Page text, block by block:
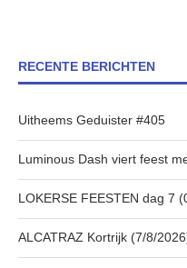
RECENTE BERICHTEN
Uitheems Geduister #405
Luminous Dash viert feest
LOKERSE FEESTEN dag 7
ALCATRAZ Kortrijk (7/8/